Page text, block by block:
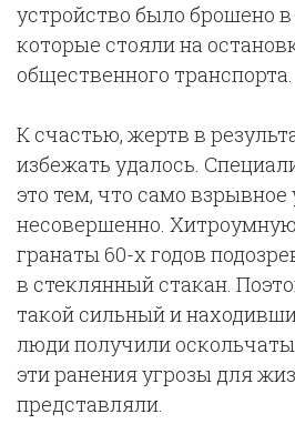
устройство было брошено
которые стояли на
общественного транспорта.
К счастью, жертв в
избежать удалось.
это тем, что само
несовершенно.
гранаты 60-х годов
в стеклянный стакан.
такой сильный и
люди получили
эти ранения угрозы для
представляли.